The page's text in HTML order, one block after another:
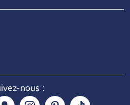
nous :